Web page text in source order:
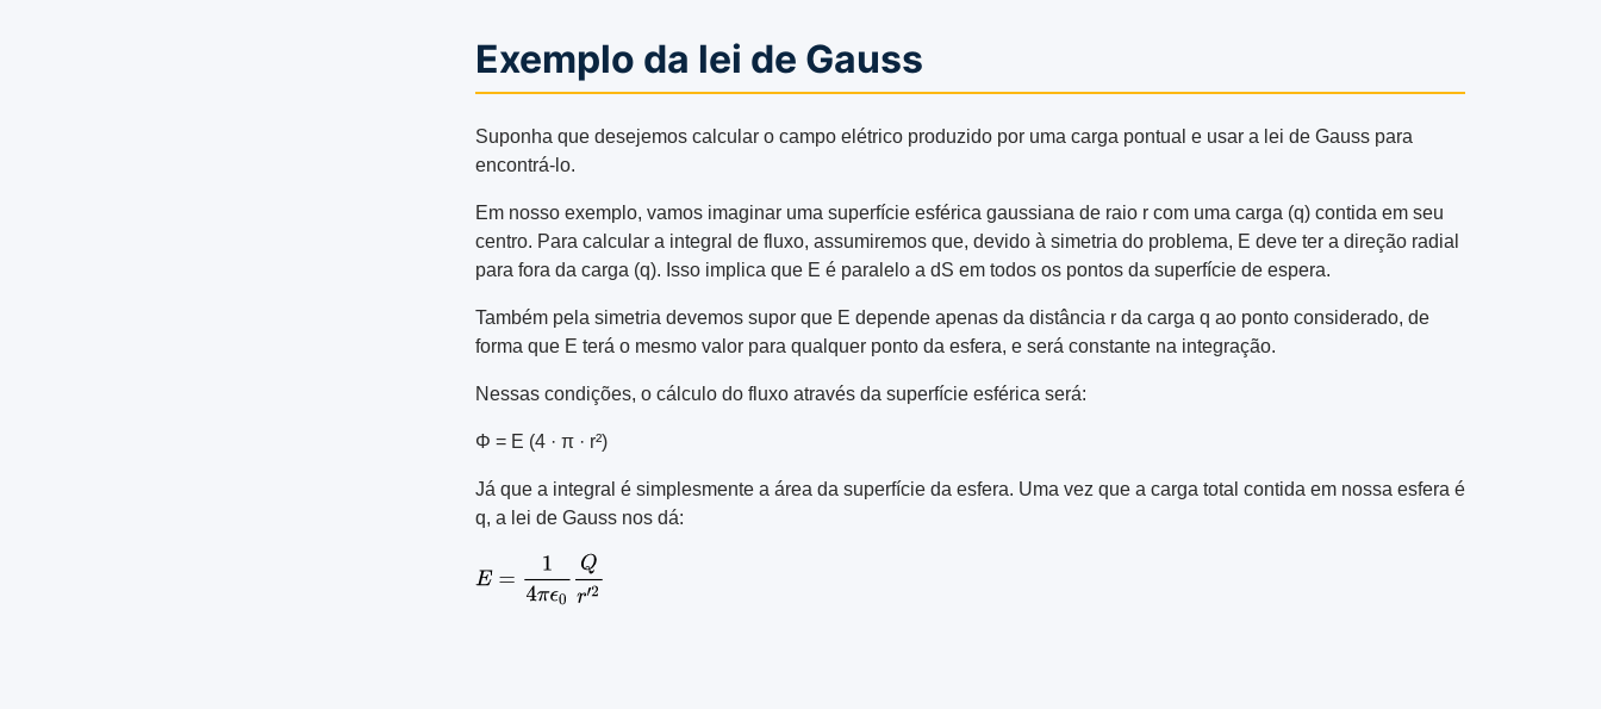
Exemplo da lei de Gauss
Suponha que desejemos calcular o campo elétrico produzido por uma carga pontual e usar a lei de Gauss para
encontrá-lo.
Em nosso exemplo, vamos imaginar uma superfície esférica gaussiana de raio r com uma carga (q) contida em seu
centro. Para calcular a integral de fluxo, assumiremos que, devido à simetria do problema, E deve ter a direção radial
para fora da carga (q). Isso implica que E é paralelo a dS em todos os pontos da superfície de espera.
Também pela simetria devemos supor que E depende apenas da distância r da carga q ao ponto considerado, de
forma que E terá o mesmo valor para qualquer ponto da esfera, e será constante na integração.
Nessas condições, o cálculo do fluxo através da superfície esférica será:
Φ = E (4 · π · r²)
Já que a integral é simplesmente a área da superfície da esfera. Uma vez que a carga total contida em nossa esfera é
q, a lei de Gauss nos dá: